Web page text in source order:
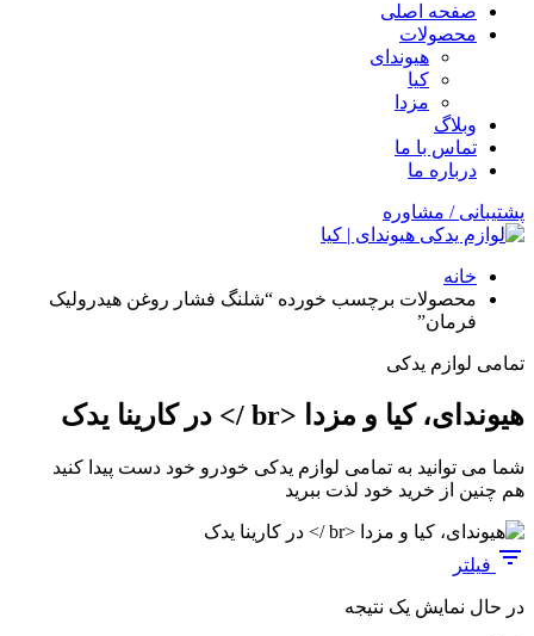
صفحه اصلی
محصولات
هیوندای
کیا
مزدا
وبلاگ
تماس با ما
درباره ما
پشتیبانی / مشاوره
خانه
محصولات برچسب خورده “شلنگ فشار روغن هیدرولیک
فرمان”
تمامی لوازم یدکی
هیوندای، کیا و مزدا <br /> در کارینا یدک
شما می توانید به تمامی لوازم یدکی خودرو خود دست پیدا کنید
هم چنین از خرید خود لذت ببرید
فیلتر
در حال نمایش یک نتیجه